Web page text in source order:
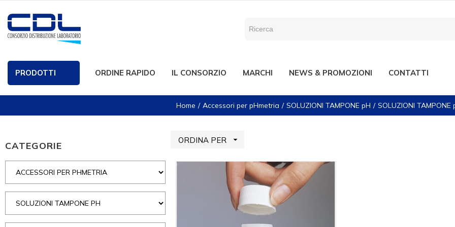
PRODOTTI ORDINE RAPIDO IL CONSORZIO MARCHI NEWS & PROMOZIONI CONTATTI
Home Accessori per pHmetria SOLUZIONI TAMPONE pH SOLUZIONI TAMPONE
CATEGORIE ORDINA PER 